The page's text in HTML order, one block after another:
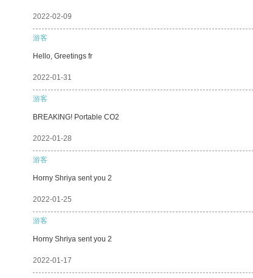
2022-02-09
游客
Hello, Greetings fr
2022-01-31
游客
BREAKING! Portable CO2
2022-01-28
游客
Horny Shriya sent you 2
2022-01-25
游客
Horny Shriya sent you 2
2022-01-17